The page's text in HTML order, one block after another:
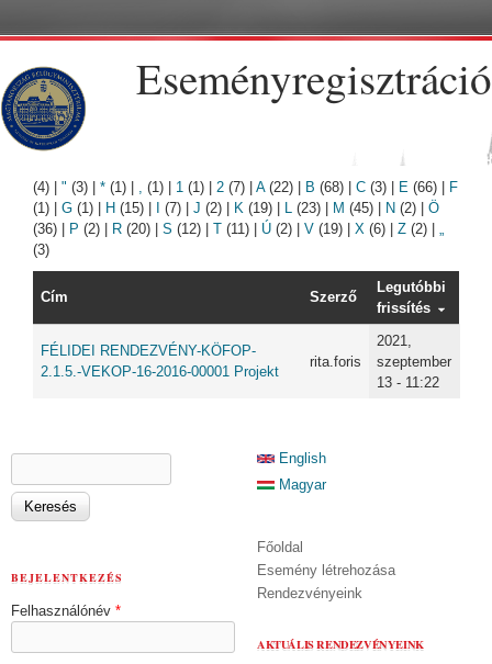
Eseményregisztráció
(4) " (3) * (1) , (1) 1 (1) 2 (7) A(22) B (68) C (3) E (66)
F
(1)
G (1) H (15) (7) J (2) K (19) L (23) M (45) N (2)
Ö
(36)
P (2) R (20) S (12) T (11) Ú (2) V (19) X (6) Z (2)
„
(3)
Cím Szerző
Legutóbbi
frissítés
FÉLIDEI RENDEZVÉNY-KÖFOP-
2.1.5.-VEKOP-16-2016-00001 Projekt
rita.foris
2021,
szeptember
13 - 11:22
KERESÉS ŰRLAP
BEJELENTKEZÉS
Felhasználónév *
English
Magyar
Főoldal
Esemény létrehozása
Rendezvényeink
AKTUÁLIS RENDEZVÉNYEINK